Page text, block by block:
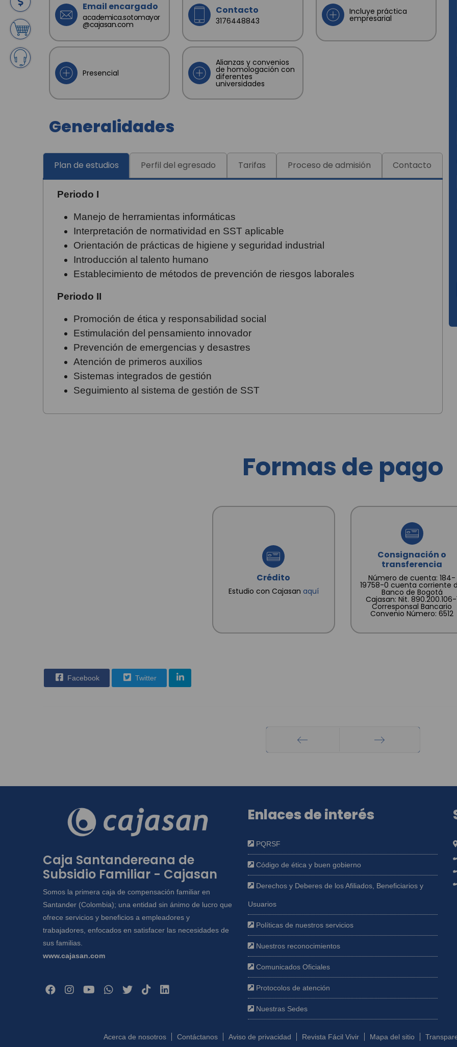
Email encargado
academica.sotomayor
@cajasan.com
Contacto
3176448843
Incluye práctica
empresarial
Presencial
Alianzas y convenios
de homologación con
diferentes
universidades
Generalidades
Plan de estudios Perfil del egresado Tarifas Proceso de admisión Contacto
Periodo I
Manejo de herramientas informáticas
Interpretación de normatividad en SST aplicable
Orientación de prácticas de higiene y seguridad industrial
Introducción al talento humano
Establecimiento de métodos de prevención de riesgos laborales
Periodo II
Promoción de ética y responsabilidad social
Estimulación del pensamiento innovador
Prevención de emergencias y desastres
Atención de primeros auxilios
Sistemas integrados de gestión
Seguimiento al sistema de gestión de SST
Formas de pago
Crédito
Estudio con Cajasan aquí
Consignación o
transferencia
Número de cuenta: 184-
19758-0 cuenta corriente
Banco de Bogotá
Cajasan: Nit. 890.200.106-
Corresponsal Bancario
Convenio Número: 6512
Facebook Twitter
Caja Santandereana de
Subsidio Familiar - Cajasan
Somos la primera caja de compensación familiar en
Santander (Colombia); una entidad sin ánimo de lucro que
ofrece servicios y beneficios a empleadores y
trabajadores, enfocados en satisfacer las necesidades de
sus familias.
www.cajasan.com
Enlaces de interés
PQRSF
Código de ética y buen gobierno
Derechos y Deberes de los Afiliados, Beneficiarios y
Usuarios
Políticas de nuestros servicios
Nuestros reconocimientos
Comunicados Oficiales
Protocolos de atención
Nuestras Sedes
Acerca de nosotros Contáctanos Aviso de privacidad Revista Fácil Vivir Mapa del sitio